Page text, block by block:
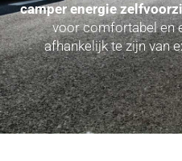
camper energie
voor comfortabel en
afhankelijk te zijn van